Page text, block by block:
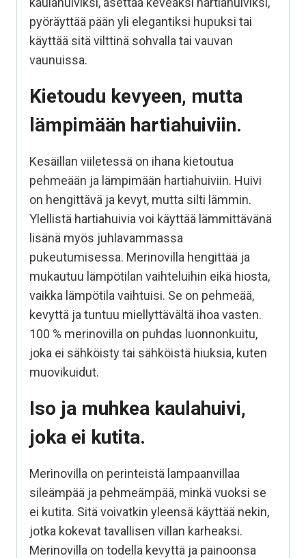
pyöräyttää pään yli elegantiksi hupuksi tai
käyttää sitä vilttinä sohvalla tai vauvan
vaunuissa.
Kietoudu kevyeen, mutta
lämpimään hartiahuiviin.
Kesäillan viiletessä on ihana kietoutua
pehmeään ja lämpimään hartiahuiviin. Huivi
on hengittävä ja kevyt, mutta silti lämmin.
Ylellistä hartiahuivia voi käyttää lämmittävänä
lisänä myös juhlavammassa
pukeutumisessa. Merinovilla hengittää ja
mukautuu lämpötilan vaihteluihin eikä hiosta,
vaikka lämpötila vaihtuisi. Se on pehmeää,
kevyttä ja tuntuu miellyttävältä ihoa vasten.
100 % merinovilla on puhdas luonnonkuitu,
joka ei sähköisty tai sähköistä hiuksia, kuten
muovikuidut.
Iso ja muhkea kaulahuivi,
joka ei kutita.
Merinovilla on perinteistä lampaanvillaa
sileämpää ja pehmeämpää, minkä vuoksi se
ei kutita. Sitä voivatkin yleensä käyttää nekin,
jotka kokevat tavallisen villan karheaksi.
Merinovilla on todella kevyttä ja painoonsa